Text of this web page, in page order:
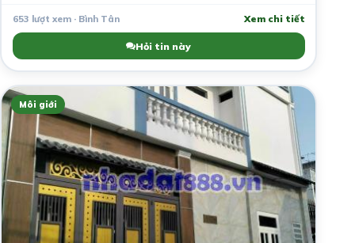
653 lượt xem · Bình Tân Xem chi tiết
Hỏi tin này
Môi giới